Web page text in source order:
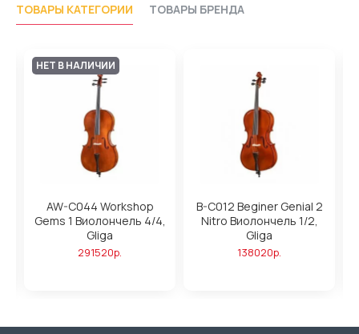
ТОВАРЫ КАТЕГОРИИ ТОВАРЫ БРЕНДА
НЕТ В НАЛИЧИИ
AW-C044 Workshop
Gems 1 Виолончель 4/4,
Gliga
291520р.
B-C012 Beginer Genial 2
Nitro Виолончель 1/2,
Gliga
138020р.